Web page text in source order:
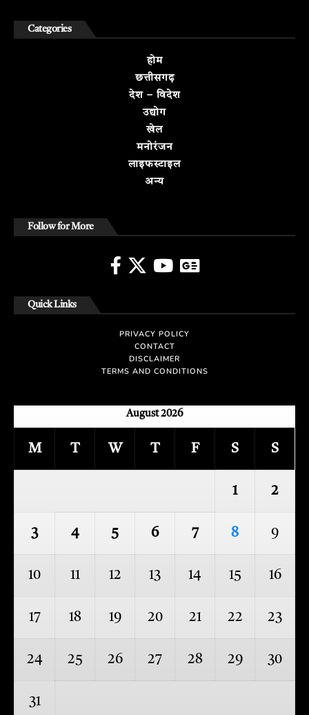
Categories
होम
छत्तीसगढ़
देश – विदेश
उद्योग
खेल
मनोरंजन
लाइफस्टाइल
अन्य
Follow for More
Quick Links
PRIVACY POLICY
CONTACT
DISCLAIMER
TERMS AND CONDITIONS
August 2026
M T W T F S S
1 2
3 4 5 6 7 8 9
10 11 12 13 14 15 16
17 18 19 20 21 22 23
24 25 26 27 28 29 30
31